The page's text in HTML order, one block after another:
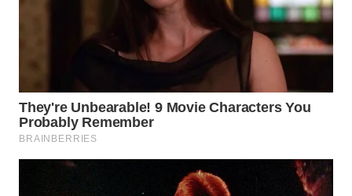
SUMEDANG
WN
CIANJUR